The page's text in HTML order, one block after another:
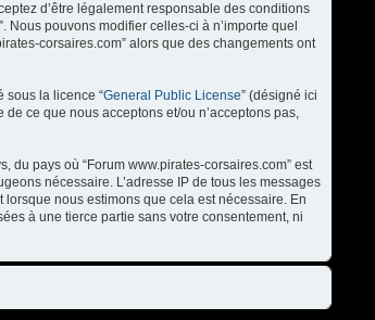
d’être légalement responsable des conditions
Nous pouvons modifier celles-ci à n’importe quel
corsaires.com” alors que des changements ont
sous la licence “General Public License” (désigné ici
ce que nous acceptons et/ou n’acceptons pas,
pays où “Forum www.pirates-corsaires.com” est
nécessaire. L’adresse IP de tous les messages
nous estimons que cela est nécessaire. En
à une tierce partie sans votre consentement, ni